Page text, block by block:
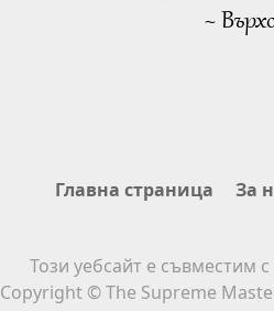
~
Главна страница За
Този уебсайт е съвместим
Copyright © The Supreme